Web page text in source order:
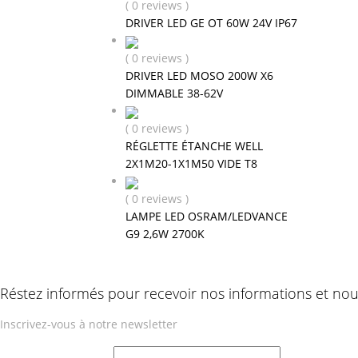
( 0 reviews )
DRIVER LED GE OT 60W 24V IP67
( 0 reviews )
DRIVER LED MOSO 200W X6
DIMMABLE 38-62V
( 0 reviews )
RÉGLETTE ÉTANCHE WELL
2X1M20-1X1M50 VIDE T8
( 0 reviews )
LAMPE LED OSRAM/LEDVANCE
G9 2,6W 2700K
Réstez informés pour recevoir nos informations et
Inscrivez-vous à notre newsletter